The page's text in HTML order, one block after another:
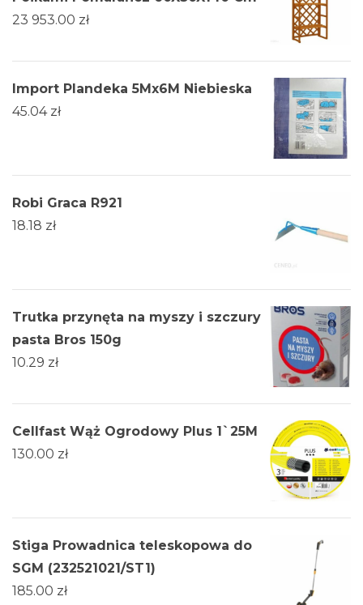
23 953.00 zł
Import Plandeka 5Mx6M Niebieska
45.04 zł
Robi Graca R921
18.18 zł
Trutka przynęta na myszy i szczury
pasta Bros 150g
10.29 zł
Cellfast Wąż Ogrodowy Plus 1`25M
130.00 zł
Stiga Prowadnica teleskopowa do
SGM (232521021/ST1)
185.00 zł